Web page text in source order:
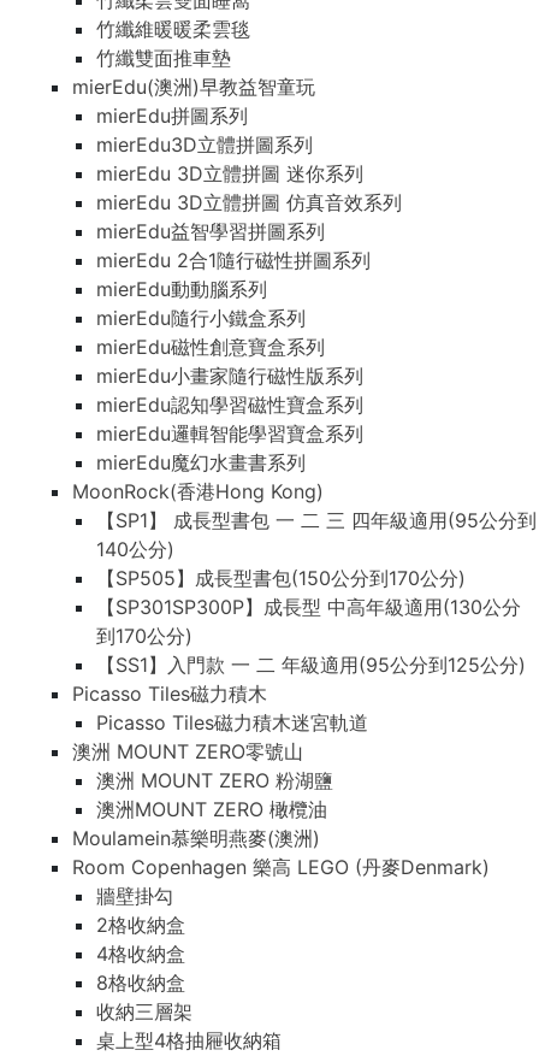
竹纖維暖暖柔雲毯
竹纖雙面推車墊
mierEdu(澳洲)早教益智童玩
mierEdu拼圖系列
mierEdu3D立體拼圖系列
mierEdu 3D立體拼圖 迷你系列
mierEdu 3D立體拼圖 仿真音效系列
mierEdu益智學習拼圖系列
mierEdu 2合1隨行磁性拼圖系列
mierEdu動動腦系列
mierEdu隨行小鐵盒系列
mierEdu磁性創意寶盒系列
mierEdu小畫家隨行磁性版系列
mierEdu認知學習磁性寶盒系列
mierEdu邏輯智能學習寶盒系列
mierEdu魔幻水畫書系列
MoonRock(香港Hong Kong)
【SP1】 成長型書包 一 二 三 四年級適用(95公分到
140公分)
【SP505】成長型書包(150公分到170公分)
【SP301SP300P】成長型 中高年級適用(130公分
到170公分)
【SS1】入門款 一 二 年級適用(95公分到125公分)
Picasso Tiles磁力積木
Picasso Tiles磁力積木迷宮軌道
澳洲 MOUNT ZERO零號山
澳洲 MOUNT ZERO 粉湖鹽
澳洲MOUNT ZERO 橄欖油
Moulamein慕樂明燕麥(澳洲)
Room Copenhagen 樂高 LEGO (丹麥Denmark)
牆壁掛勾
2格收納盒
4格收納盒
8格收納盒
收納三層架
桌上型4格抽屜收納箱